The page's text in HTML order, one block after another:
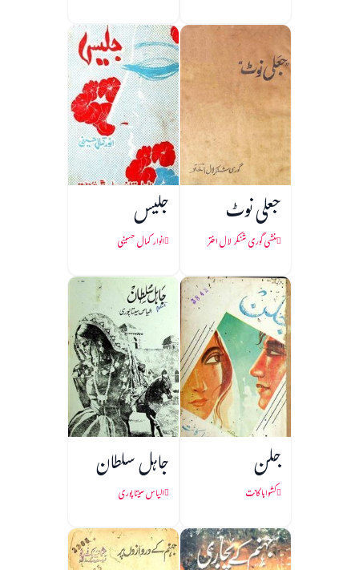
جعلی نوٹ
منشی گوری شنکر لال اختر
جلیس
انوار کمال حسینی
جلن
کشواہا کانت
جاہل سلطان
الیاس سیتا پوری